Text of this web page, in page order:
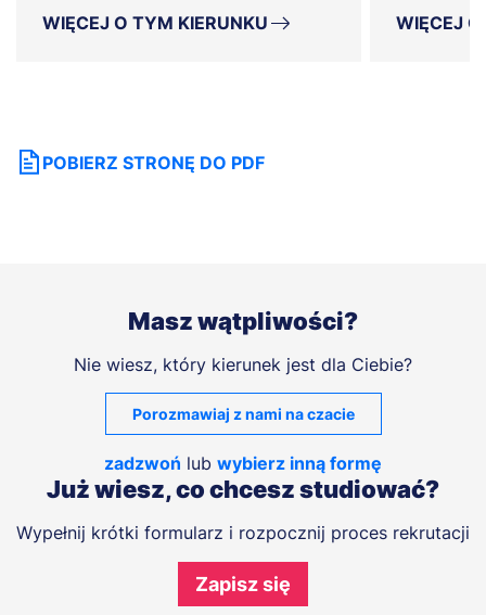
WIĘCEJ O TYM KIERUNKU WIĘCEJ
POBIERZ STRONĘ DO PDF
Masz wątpliwości?
Nie wiesz, który kierunek jest dla Ciebie?
Porozmawiaj z nami na czacie
zadzwoń lub wybierz inną formę
Już wiesz, co chcesz studiować?
Wypełnij krótki formularz i rozpocznij proces rekrutacji
Zapisz się